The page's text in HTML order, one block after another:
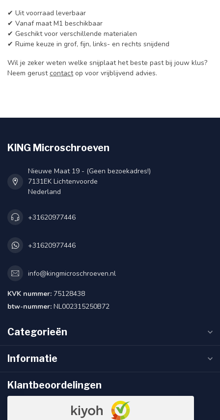
✔ Uit voorraad leverbaar
✔ Vanaf maat M1 beschikbaar
✔ Geschikt voor verschillende materialen
✔ Ruime keuze in grof, fijn, links- en rechts snijdend
Wil je zeker weten welke snijplaat het beste past bij jouw klus?
Neem gerustcontactop voor vrijblijvend advies.
KING Microschroeven
Nieuwe Maat 19 - (Geen bezoekadres!)
7131EK Lichtenvoorde
Nederland
+31620977446
+31620977446
info@kingmicroschroeven.nl
KVK nummer: 75128438
btw-nummer: NL002315250B72
Categorieën
Informatie
Klantbeoordelingen